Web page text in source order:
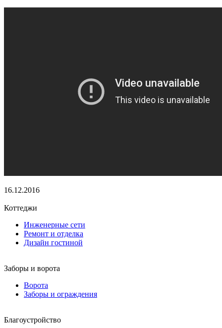
16.12.2016
Коттеджи
Инженерные сети
Ремонт и отделка
Дизайн гостиной
Заборы и ворота
Ворота
Заборы и ограждения
Благоустройство